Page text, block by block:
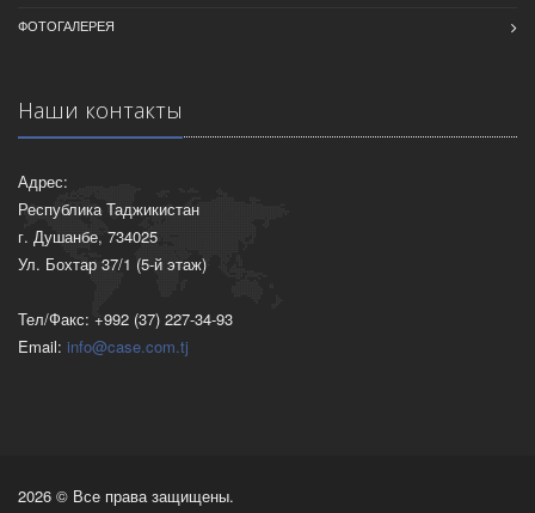
ФОТОГАЛЕРЕЯ
Наши контакты
Адрес:
Республика Таджикистан
г. Душанбе, 734025
Ул. Бохтар 37/1 (5-й этаж)
Тел/Факс: +992 (37) 227-34-93
Email: info@case.com.tj
2026 © Все права защищены.